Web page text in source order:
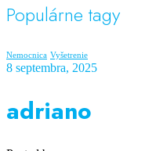
Populárne tagy
Nemocnica Vyšetrenie
8 septembra, 2025
adriano